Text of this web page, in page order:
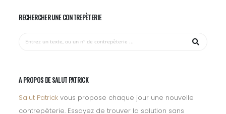
RECHERCHER UNE CONTREPÈTERIE
A PROPOS DE SALUT PATRICK
Salut Patrick vous propose chaque jour une nouvelle
contrepèterie. Essayez de trouver la solution sans